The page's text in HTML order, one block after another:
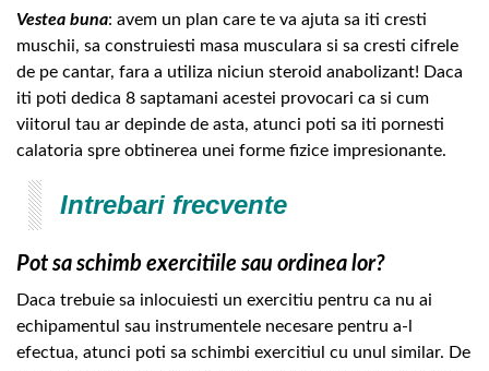
Vestea buna: avem un plan care te va ajuta sa iti cresti
muschii, sa construiesti masa musculara si sa cresti cifrele
de pe cantar, fara a utiliza niciun steroid anabolizant! Daca
iti poti dedica 8 saptamani acestei provocari ca si cum
viitorul tau ar depinde de asta, atunci poti sa iti pornesti
calatoria spre obtinerea unei forme fizice impresionante.
Intrebari frecvente
Pot sa schimb exercitiile sau ordinea lor?
Daca trebuie sa inlocuiesti un exercitiu pentru ca nu ai
echipamentul sau instrumentele necesare pentru a-l
efectua, atunci poti sa schimbi exercitiul cu unul similar. De